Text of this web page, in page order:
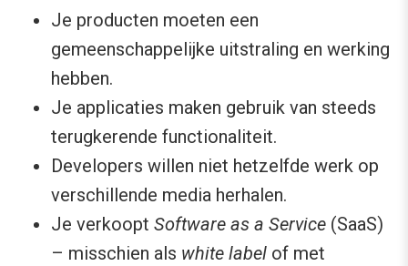
Je producten moeten een
gemeenschappelijke uitstraling en werking
hebben.
Je applicaties maken gebruik van steeds
terugkerende functionaliteit.
Developers willen niet hetzelfde werk op
verschillende media herhalen.
Je verkoopt Software as a Service (SaaS)
– misschien als white label of met